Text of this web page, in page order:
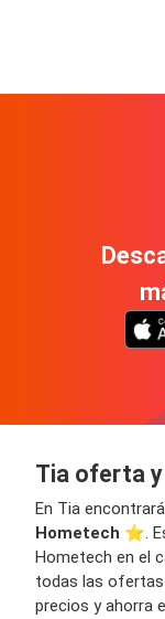
Tia oferta
En Tia
Hometech ⭐️.
Hometech en el
todas las
precios y ahorra